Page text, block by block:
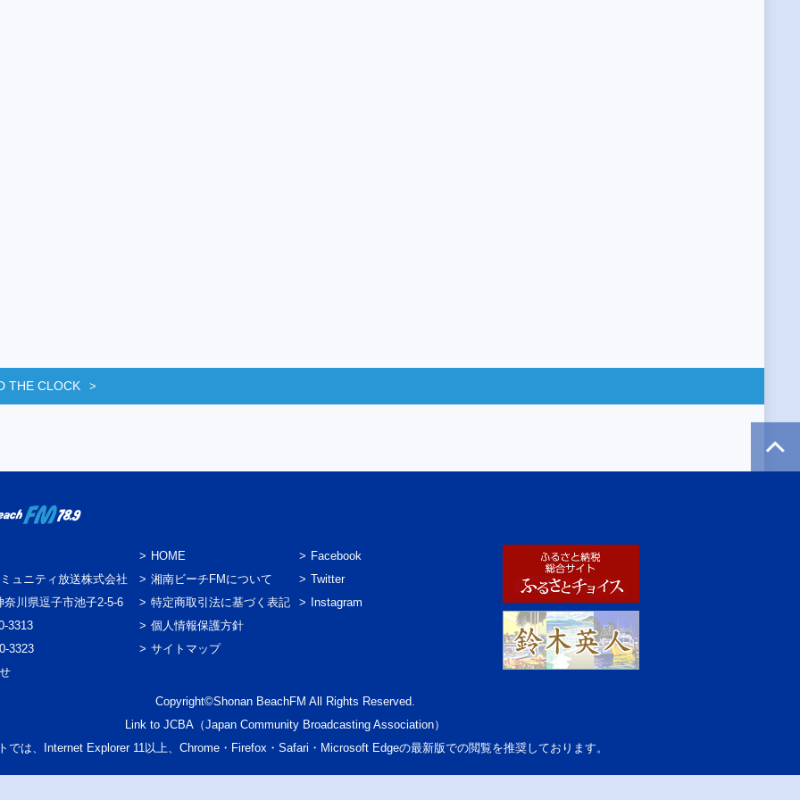
THE CLOCK
ュニティ放送株式会社
奈川県逗子市池子2-5-6
3313
3323
HOME
湘南ビーチFMについて
特定商取引法に基づく表記
個人情報保護方針
サイトマップ
Facebook
Twitter
Instagram
Copyright©Shonan BeachFM All Rights Reserved.
Link to JCBA（Japan Community Broadcasting Association）
では、Internet Explorer 11以上、Chrome・Firefox・Safari・Microsoft Edgeの最新版での閲覧を推奨しております。